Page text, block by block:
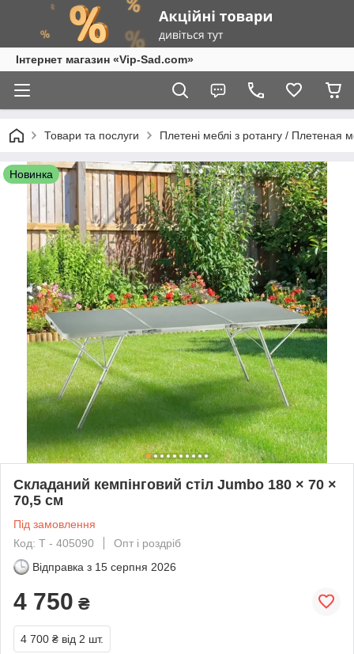
Інтернет магазин «Vip-Sad.com»
Товари та послуги Плетені меблі з ротангу / Плетеная
Новинка
Складаний кемпінговий стіл Jumbo 180 × 70 ×
70,5 см
Під замовлення
Код: T - 405090
Опт і роздріб
Відправка з 15 серпня 2026
4 750 ₴
4 700 ₴ від 2 шт.